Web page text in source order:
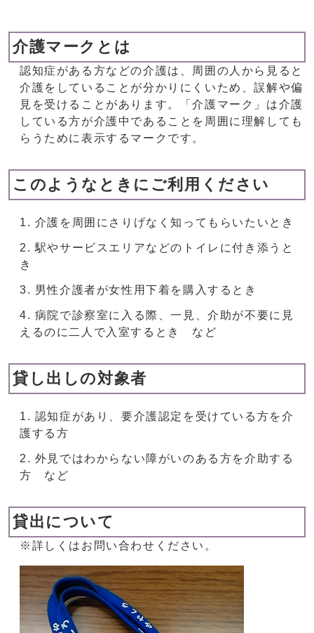
介護マークとは
認知症がある方などの介護は、周囲の人から見ると
介護をしていることが分かりにくいため、誤解や偏
見を受けることがあります。「介護マーク」は介護
している方が介護中であることを周囲に理解しても
らうために表示するマークです。
このようなときにご利用ください
介護を周囲にさりげなく知ってもらいたいとき
駅やサービスエリアなどのトイレに付き添うと
き
男性介護者が女性用下着を購入するとき
病院で診察室に入る際、一見、介助が不要に見
えるのに二人で入室するとき など
貸し出しの対象者
認知症があり、要介護認定を受けている方を介
護する方
外見ではわからない障がいのある方を介助する
方 など
貸出について
※詳しくはお問い合わせください。